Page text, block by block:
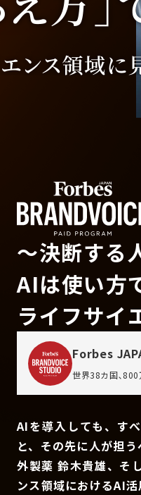
〜決断する
AIは使い方
ライフサイ
Forbes
世界38カ国､
AIを導入しても、す
と、その先に人が担
外製薬 鈴木貴雄、そ
ンス領域におけるAI活